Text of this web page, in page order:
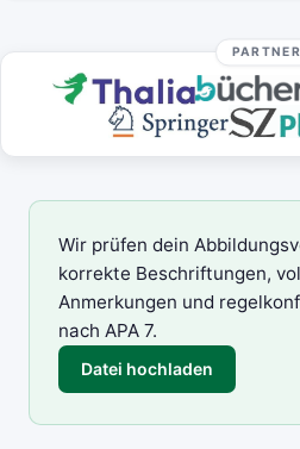
PARTNER
Wir prüfen dein
korrekte Beschriftungen,
Anmerkungen und
nach APA 7.
Datei hochladen